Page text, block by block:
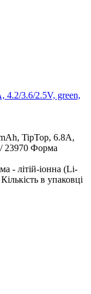
4.2/3.6/2.5V, green,
TipTop, 6.8A,
23970 Форма
- літій-іонна (Li-
в упаковці